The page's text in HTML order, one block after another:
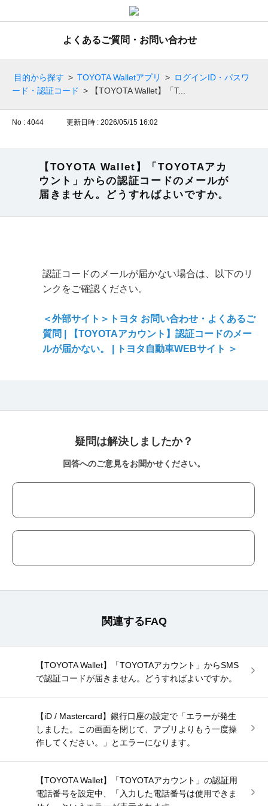
よくあるご質問・お問い合わせ
目的から探す > TOYOTA Walletアプリ > ログインID・パスワ
ード・認証コード > 【TOYOTA Wallet】「T...
No : 4044 更新日時 : 2026/05/15 16:02
【TOYOTA Wallet】「TOYOTAアカ
ウント」からの認証コードのメールが
届きません。どうすればよいですか。
認証コードのメールが届かない場合は、以下のリ
ンクをご確認ください。
＜外部サイト＞トヨタ お問い合わせ・よくあるご
質問 | 【TOYOTAアカウント】認証コードのメー
ルが届かない。 | トヨタ自動車WEBサイト ＞
疑問は解決しましたか？
回答へのご意見をお聞かせください。
関連するFAQ
【TOYOTA Wallet】「TOYOTAアカウント」からSMS
で認証コードが届きません。どうすればよいですか。
【iD / Mastercard】銀行口座の設定で「エラーが発生
しました。この画面を閉じて、アプリよりもう一度操
作してください。」とエラーになります。
【TOYOTA Wallet】「TOYOTAアカウント」の認証用
電話番号を設定中、「入力した電話番号は使用できま